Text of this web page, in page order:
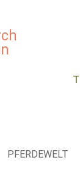
PFERDEWELT